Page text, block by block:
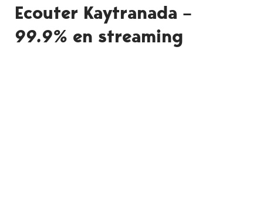
Ecouter Kaytranada –
99.9% en streaming